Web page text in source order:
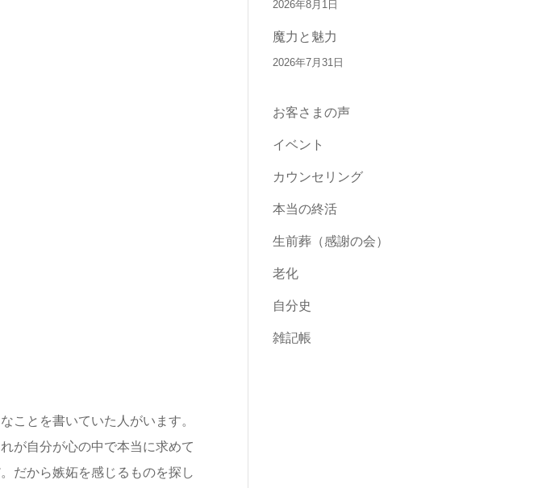
ことを書いていた人がいます。
が自分が心の中で本当に求めて
だから嫉妬を感じるものを探し
2026年8月1日
魔力と魅力
2026年7月31日
お客さまの声
イベント
カウンセリング
本当の終活
生前葬（感謝の会）
老化
自分史
雑記帳